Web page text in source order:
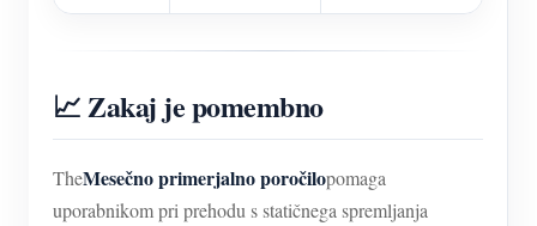
📈 Zakaj je pomembno
TheMesečno primerjalno poročilopomaga
uporabnikom pri prehodu s statičnega spremljanja